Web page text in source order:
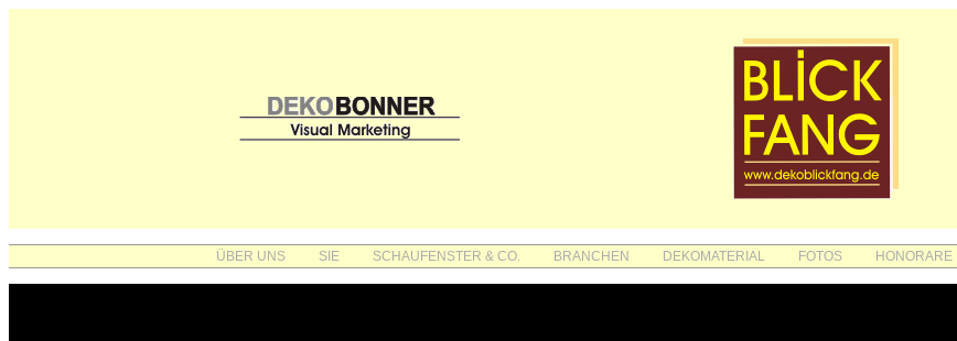
ÜBER UNS SIE SCHAUFENSTER & CO. BRANCHEN DEKOMATERIAL FOTOS HONORARE